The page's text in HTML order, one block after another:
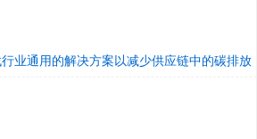
业通用的解决方案以减少供应链中的碳排放